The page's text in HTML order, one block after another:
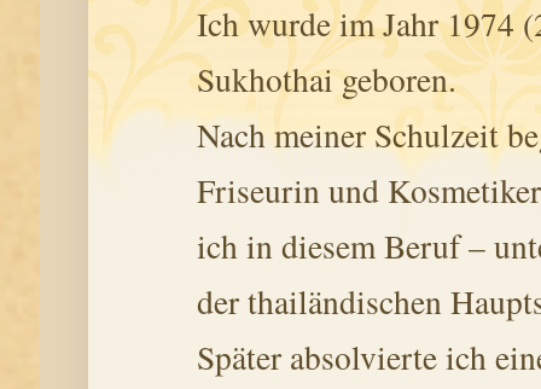
Ich wurde im Jahr 1974
Sukhothai geboren.
Nach meiner Schulzeit
Friseurin und
ich in diesem Beruf –
der thailändischen
Später absolvierte ich